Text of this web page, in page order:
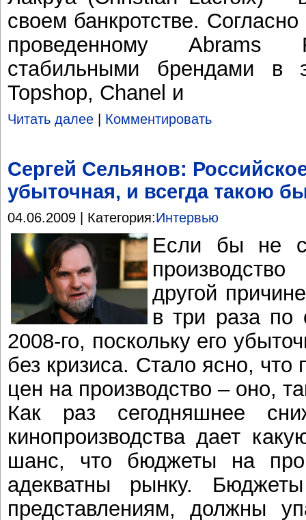
своем банкротстве.
проведенному Abrams
стабильными брендами в
Topshop, Chanel и
Читать далее Комментировать
Сергей Сельянов:
убыточная, и всегда такою
04.06.2009 | Категория:Интервью
Если бы не
другой
в три раза
2008-го, поскольку его
без кризиса. Стало ясно, что
цен на производство – оно,
Как раз сегодняшнее
кинопроизводства дает
шанс, что бюджеты на
адекватны рынку.
представлениям, должны